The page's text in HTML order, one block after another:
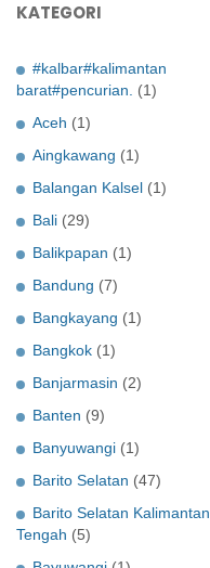
KATEGORI
#kalbar#kalimantan
barat#pencurian. (1)
Aceh (1)
Aingkawang (1)
Balangan Kalsel (1)
Bali (29)
Balikpapan (1)
Bandung (7)
Bangkayang (1)
Bangkok (1)
Banjarmasin (2)
Banten (9)
Banyuwangi (1)
Barito Selatan (47)
Barito Selatan Kalimantan
Tengah (5)